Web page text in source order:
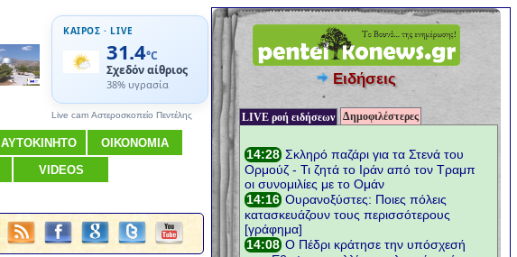
ΚΑΙΡΟΣ · LIVE
31.4°C
Σχεδόν αίθριος
38% υγρασία
Live cam Αστεροσκοπείο Πεντέλης
ΑΥΤΟΚΙΝΗΤΟ ΟΙΚΟΝΟΜΙΑ
VIDEOS
Ειδήσεις
LIVE ροή ειδήσεων Δημοφιλέστερες